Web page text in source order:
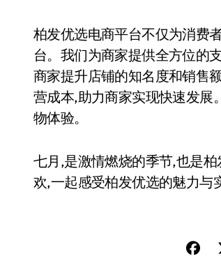
柏发优选电商平台不仅为消费
台。我们为商家提供全方位的
商家提升店铺的知名度和销售
营成本,助力商家实现快速发展
物体验。
七月,是激情燃烧的季节,也是
欢,一起感受柏发优选的魅力与